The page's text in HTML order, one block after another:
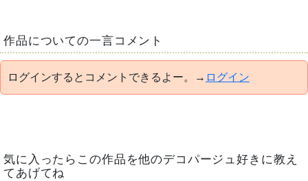
作品についての一言コメント
ログインするとコメントできるよー。→ ログイン
気に入ったらこの作品を他のデコパージュ好きに教え
てあげてね